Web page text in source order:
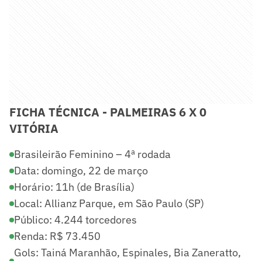
FICHA TÉCNICA - PALMEIRAS 6 X 0
VITÓRIA
Brasileirão Feminino – 4ª rodada
Data: domingo, 22 de março
Horário: 11h (de Brasília)
Local: Allianz Parque, em São Paulo (SP)
Público: 4.244 torcedores
Renda: R$ 73.450
Gols: Tainá Maranhão, Espinales, Bia Zaneratto,